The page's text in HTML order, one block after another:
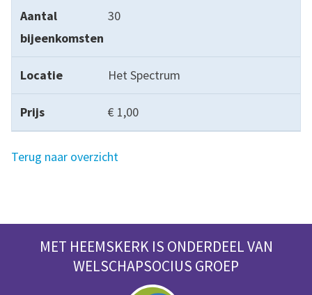
30
Het Spectrum
€ 1,00
Terug naar overzicht
MET HEEMSKERK IS ONDERDEEL VAN
WELSCHAPSOCIUS GROEP